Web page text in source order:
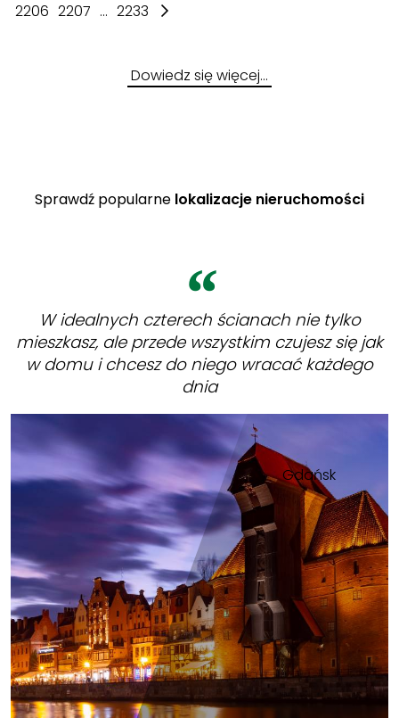
2206 2207 ... 2233
Dowiedz się więcej…
Sprawdź popularne lokalizacje nieruchomości
W idealnych czterech ścianach nie tylko
mieszkasz, ale przede wszystkim czujesz się jak
w domu i chcesz do niego wracać każdego
dnia
Gdańsk